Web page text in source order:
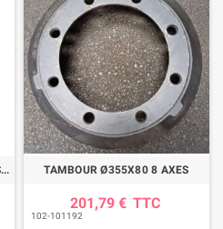
TAMBOUR SEUL 350X60 8 AXES Ø 21,5 TAMBOUR Ø355X80 8 AXES
201,79 € TTC
102-101192